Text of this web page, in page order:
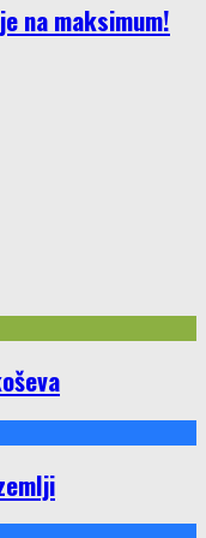
na maksimum!